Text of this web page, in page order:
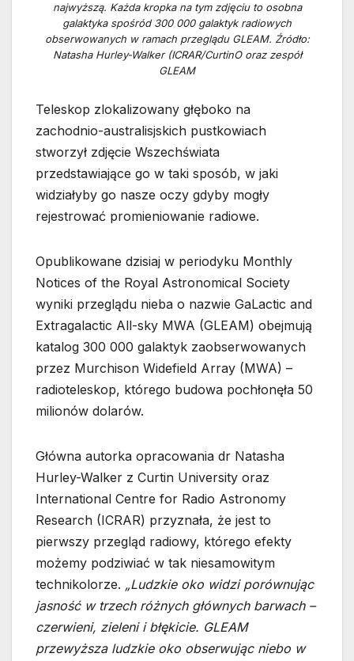
najwyższą. Każda kropka na tym zdjęciu to osobna
galaktyka spośród 300 000 galaktyk radiowych
obserwowanych w ramach przeglądu GLEAM. Źródło:
Natasha Hurley-Walker (ICRAR/CurtinO oraz zespół
GLEAM
Teleskop zlokalizowany głęboko na
zachodnio-australisjskich pustkowiach
stworzył zdjęcie Wszechświata
przedstawiające go w taki sposób, w jaki
widziałyby go nasze oczy gdyby mogły
rejestrować promieniowanie radiowe.
Opublikowane dzisiaj w periodyku Monthly
Notices of the Royal Astronomical Society
wyniki przeglądu nieba o nazwie GaLactic and
Extragalactic All-sky MWA (GLEAM) obejmują
katalog 300 000 galaktyk zaobserwowanych
przez Murchison Widefield Array (MWA) –
radioteleskop, którego budowa pochłonęła 50
milionów dolarów.
Główna autorka opracowania dr Natasha
Hurley-Walker z Curtin University oraz
International Centre for Radio Astronomy
Research (ICRAR) przyznała, że jest to
pierwszy przegląd radiowy, którego efekty
możemy podziwiać w tak niesamowitym
technikolorze. „Ludzkie oko widzi porównując
jasność w trzech różnych głównych barwach –
czerwieni, zieleni i błękicie. GLEAM
przewyższa ludzkie oko obserwując niebo w